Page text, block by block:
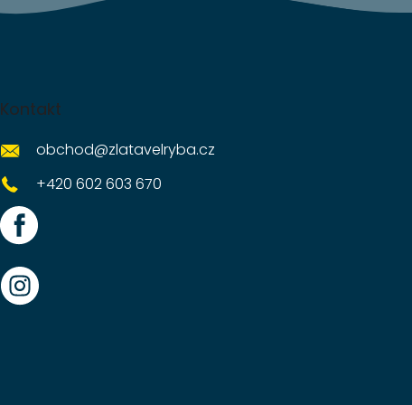
Kontakt
obchod@zlatavelryba.cz
+420 602 603 670